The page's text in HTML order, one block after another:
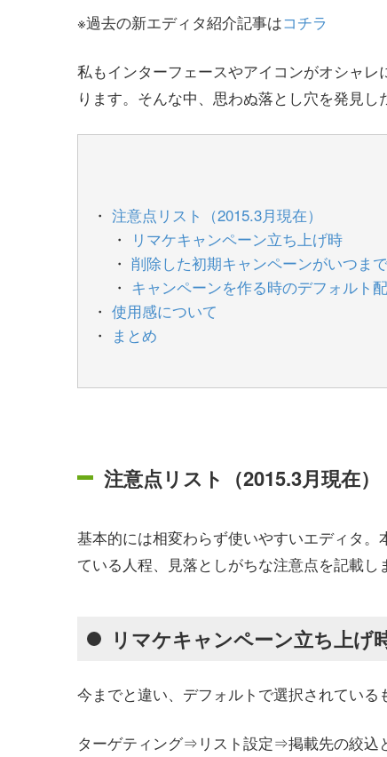
※過去の新エディタ紹介記事はコチラ
私もインターフェースやアイコンがオシャ
ります。そんな中、思わぬ落とし穴を発見し
注意点リスト（2015.3月現在）
リマケキャンペーン立ち上げ時
削除した初期キャンペーンがいつま
キャンペーンを作る時のデフォルト
使用感について
まとめ
注意点リスト（2015.3月現在）
基本的には相変わらず使いやすいエディタ
ている人程、見落としがちな注意点を記載し
リマケキャンペーン立ち上げ
今までと違い、デフォルトで選択されている
ターゲティング⇒リスト設定⇒掲載先の絞込